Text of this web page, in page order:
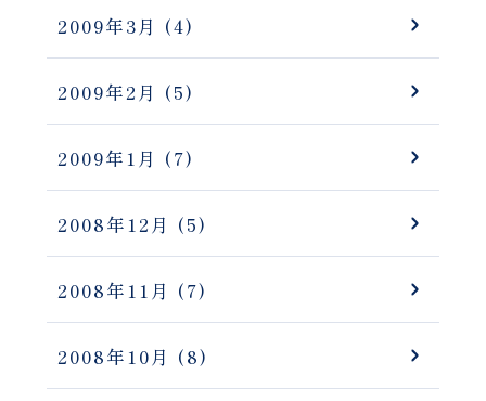
2009年3月 (4)
2009年2月 (5)
2009年1月 (7)
2008年12月 (5)
2008年11月 (7)
2008年10月 (8)